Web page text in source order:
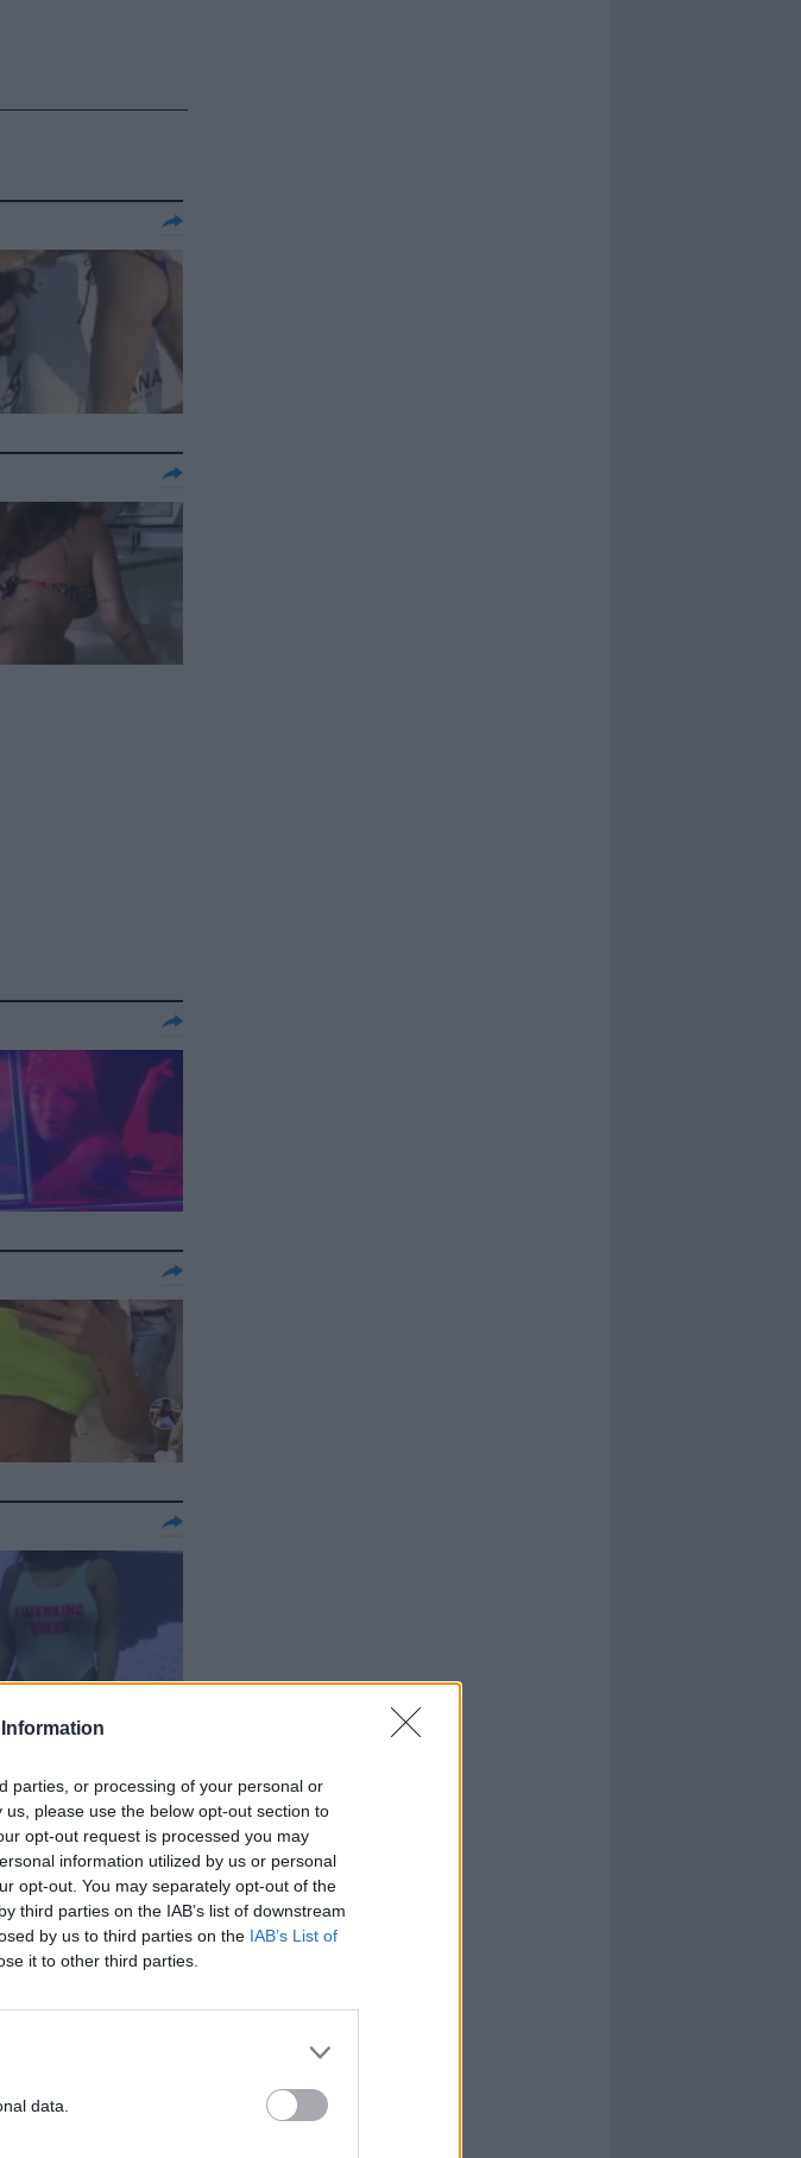
parties, or processing of your personal or
please use the below opt-out section to
opt-out request is processed you may
information utilized by us or personal
opt-out. You may separately opt-out of the
third parties on the IAB’s list of downstream
by us to third parties on the IAB’s List of
it to other third parties.
data.